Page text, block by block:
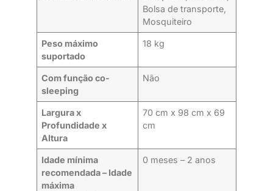
Bolsa de transporte,
Mosquiteiro
Peso máximo
suportado
18 kg
Com função co-
sleeping
Não
Largura x
Profundidade x
Altura
70 cm x 98 cm x 69
cm
Idade mínima
recomendada – Idade
máxima
0 meses – 2 anos